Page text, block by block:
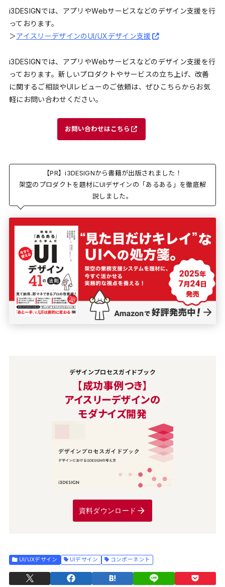
i3DESIGNでは、アプリやWebサービスなどのデザイン支援を行
っております。
＞アイスリーデザインのUI/UXデザイン支援
i3DESIGNでは、アプリやWebサービスなどのデザイン支援を行
っております。新しいプロダクトやサービスの立ち上げ、改善
に関するご相談やUIレビューのご依頼は、ぜひこちらからお気
軽にお問い合わせください。
お問い合わせはこちら
【PR】i3DESIGNから書籍が出版されました！
架空のプロダクトを題材にUIデザインの「あるある」を徹底解
説しました。
デザインプロセスガイドブック
【成功事例つき】
アイスリーデザインの
モダナイズ開発
資料ダウンロード
UI/UXデザイン UIデザイン コンポーネント